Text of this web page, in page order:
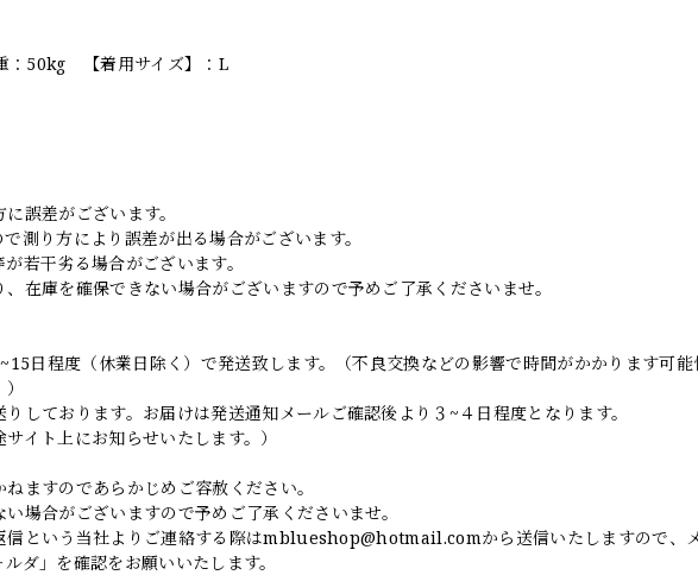
50kg 【着用サイズ】：L
誤差がございます。
測り方により誤差が出る場合がございます。
若干劣る場合がございます。
在庫を確保できない場合がございますので予めご了承くださいませ。
日程度（休業日除く）で発送致します。（不良交換などの影響で時間がかかります可能
しております。お届けは発送通知メールご確認後より３~４日程度となります。
イト上にお知らせいたします。）
ますのであらかじめご容赦ください。
場合がございますので予めご了承くださいませ。
という当社よりご連絡する際はmblueshop@hotmail.comから送信いたしますので、
ダ」を確認をお願いいたします。